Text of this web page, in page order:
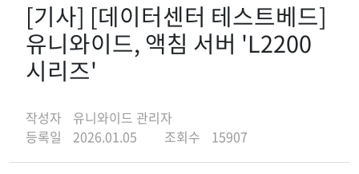
[기사] [데이터센터 테스트베드]
유니와이드, 액침 서버 'L2200
시리즈'
작성자
유니와이드 관리자
등록일
2026.01.05 조회수 15907